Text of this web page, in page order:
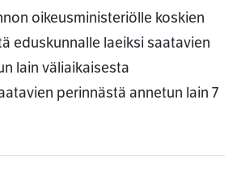
oikeusministeriölle koskien
eduskunnalle laeiksi saatavien
lain väliaikaisesta
perinnästä annetun lain 7